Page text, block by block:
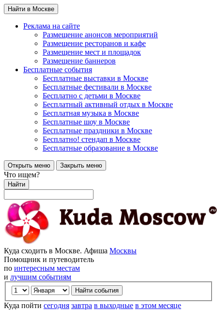
Найти в Москве
Реклама на сайте
Размещение анонсов мероприятий
Размещение ресторанов и кафе
Размещение мест и площадок
Размещение баннеров
Бесплатные события
Бесплатные выставки в Москве
Бесплатные фестивали в Москве
Бесплатно с детьми в Москве
Бесплатный активный отдых в Москве
Бесплатная музыка в Москве
Бесплатные шоу в Москве
Бесплатные праздники в Москве
Бесплатно! стендап в Москве
Бесплатные образование в Москве
Открыть меню Закрыть меню
Что ищем?
Найти
Куда сходить в Москве. Афиша Москвы
Помощник и путеводитель
по интересным местам
и лучшим событиям
Куда пойти сегодня завтра в выходные в этом месяце